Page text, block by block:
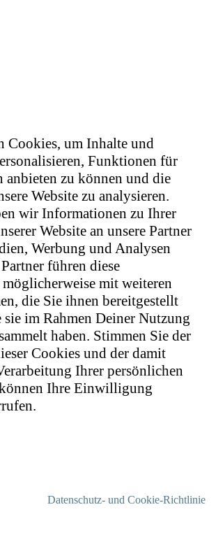
Cookies, um Inhalte und
Funktionen für
anbieten zu können und die
Website zu analysieren.
wir Informationen zu Ihrer
Website an unsere Partner
Werbung und Analysen
führen diese
mit weiteren
die Sie ihnen bereitgestellt
sie im Rahmen Deiner Nutzung
haben. Stimmen Sie der
Cookies und der damit
Ihrer persönlichen
Ihre Einwilligung
Datenschutz- und Cookie-Richtlinie